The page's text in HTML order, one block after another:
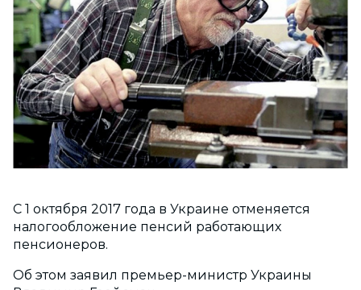
С 1 октября 2017 года в Украине отменяется
налогообложение пенсий работающих
пенсионеров.
Об этом заявил премьер-министр Украины